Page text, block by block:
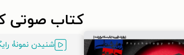
کتاب صوتی
شنیدن نمونۀ